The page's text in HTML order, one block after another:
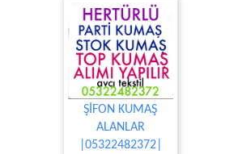
ŞİFON KUMAŞ
ALANLAR
|05322482372|